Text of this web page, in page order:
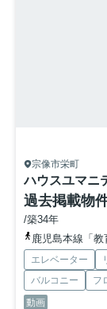
宗像市栄町
ハウスユマニ
過去掲載物
/築34年
鹿児島本線「
エレベーター
バルコニー
フ
動画